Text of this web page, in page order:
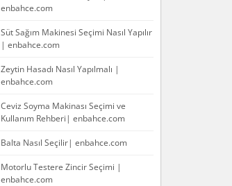
enbahce.com
Süt Sağım Makinesi Seçimi Nasıl Yapılır
| enbahce.com
Zeytin Hasadı Nasıl Yapılmalı |
enbahce.com
Ceviz Soyma Makinası Seçimi ve
Kullanım Rehberi| enbahce.com
Balta Nasıl Seçilir| enbahce.com
Motorlu Testere Zincir Seçimi |
enbahce.com